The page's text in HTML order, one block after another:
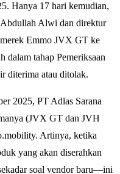
Hanya 17 hari kemudian,
Alwi dan direktur
Emmo JVX GT ke
tahap Pemeriksaan
diterima atau ditolak.
2025, PT Adlas Sarana
(JVX GT dan JVH
Artinya, ketika
yang akan diserahkan
soal vendor baru—ini